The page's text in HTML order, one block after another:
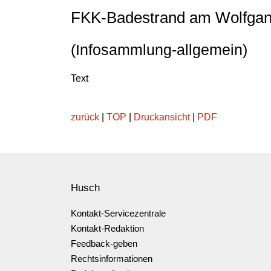
FKK-Badestrand am
(Infosammlung-allgemein)
Text
zurück TOP Druckansicht| PDF
Husch
Kontakt-Servicezentrale
Kontakt-Redaktion
Feedback-geben
Rechtsinformationen